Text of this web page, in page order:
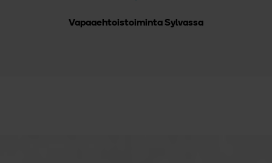
Vapaaehtoistoiminta Sylvassa